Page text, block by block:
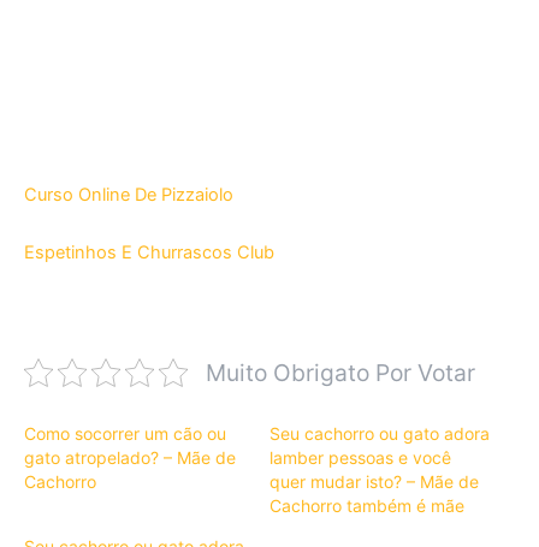
Curso Online De Pizzaiolo
Espetinhos E Churrascos Club
Muito Obrigato Por Votar
Como socorrer um cão ou
gato atropelado? – Mãe de
Cachorro
Seu cachorro ou gato adora
lamber pessoas e você
quer mudar isto? – Mãe de
Cachorro também é mãe